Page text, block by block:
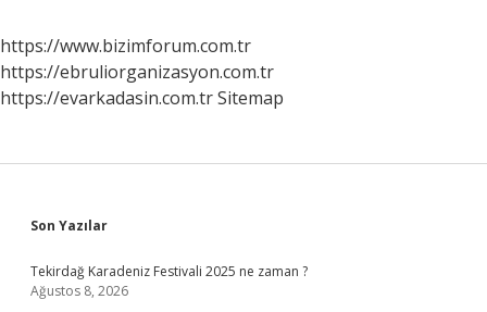
https://www.bizimforum.com.tr
https://ebruliorganizasyon.com.tr
https://evarkadasin.com.trSitemap
Sidebar
Son Yazılar
Tekirdağ Karadeniz Festivali 2025 ne zaman ?
Ağustos 8, 2026